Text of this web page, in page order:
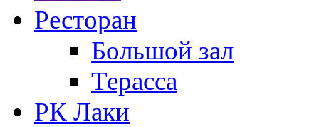
Ресторан
Большой зал
Терасса
РК Лаки